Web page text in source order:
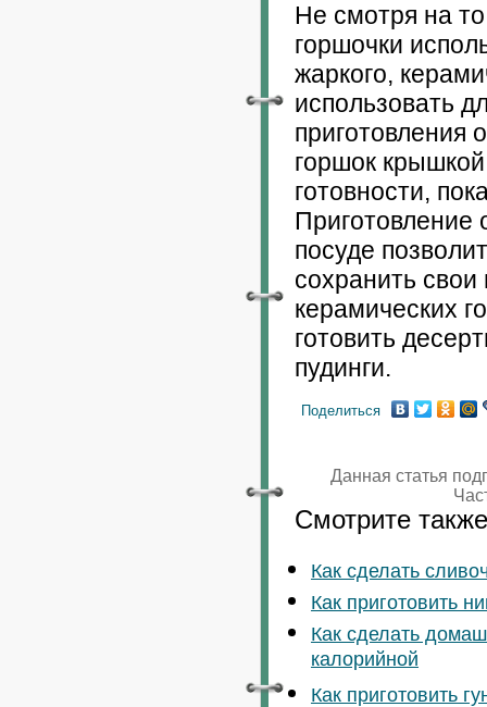
Не смотря на
горшочки
жаркого,
использовать
приготовления
горшок
готовности,
Приготовление
посуде
сохранить
керамических
готовить
пудинги.
Поделиться
Данная статья
Смотрите
Как сделать
Как приготовить
Как сделать
калорийной
Как приготовить